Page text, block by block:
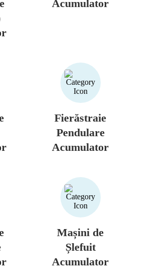
Acumulator
Fierăstraie
Pendulare
Acumulator
Mașini de
Șlefuit
Acumulator